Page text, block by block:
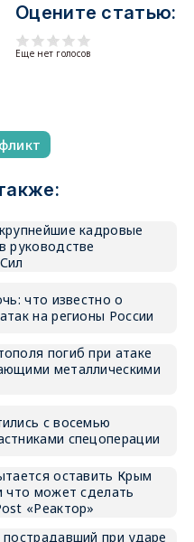
Оцените статью:
Еще нет голосов
кадровые
руководстве
что известно о
на регионы России
погиб при атаке
металлическими
с восемью
спецоперации
оставить Крым
что может сделать
«Реактор»
при ударе